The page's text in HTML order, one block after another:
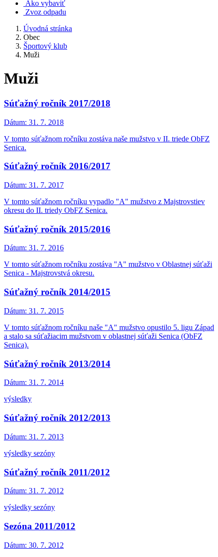
Ako vybaviť
Zvoz odpadu
Úvodná stránka
Obec
Športový klub
Muži
Muži
Súťažný ročník 2017/2018
Dátum: 31. 7. 2018
V tomto súťažnom ročníku zostáva naše mužstvo v II. triede ObFZ
Senica.
Súťažný ročník 2016/2017
Dátum: 31. 7. 2017
V tomto súťažnom ročníku vypadlo "A" mužstvo z Majstrovstiev
okresu do II. triedy ObFZ Senica.
Súťažný ročník 2015/2016
Dátum: 31. 7. 2016
V tomto súťažnom ročníku zostáva "A" mužstvo v Oblastnej súťaži
Senica - Majstrovstvá okresu.
Súťažný ročník 2014/2015
Dátum: 31. 7. 2015
V tomto súťažnom ročníku naše "A" mužstvo opustilo 5. ligu Západ
a stalo sa súťažiacim mužstvom v oblastnej súťaži Senica (ObFZ
Senica).
Súťažný ročník 2013/2014
Dátum: 31. 7. 2014
výsledky
Súťažný ročník 2012/2013
Dátum: 31. 7. 2013
výsledky sezóny
Súťažný ročník 2011/2012
Dátum: 31. 7. 2012
výsledky sezóny
Sezóna 2011/2012
Dátum: 30. 7. 2012